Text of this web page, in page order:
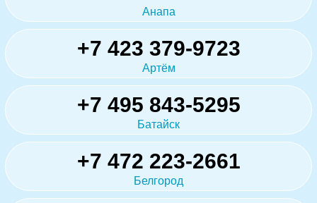
Анапа
+7 423 379-9723
Артём
+7 495 843-5295
Батайск
+7 472 223-2661
Белгород